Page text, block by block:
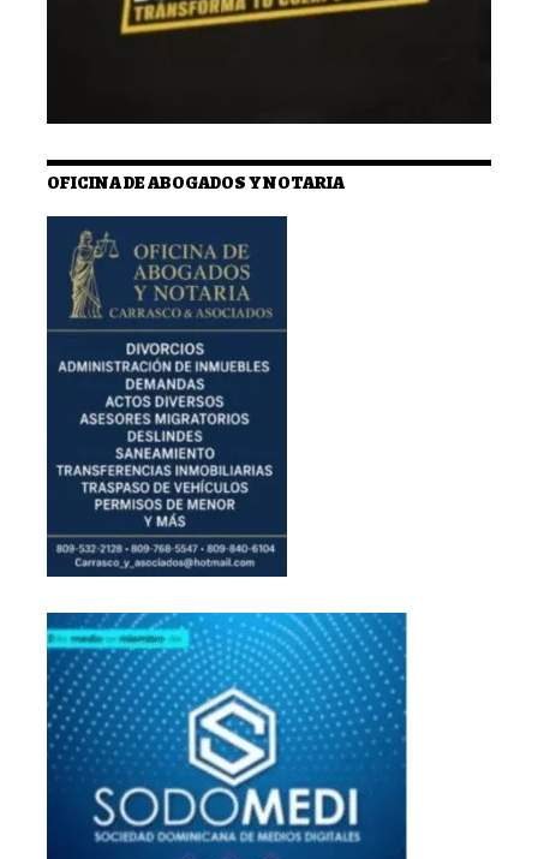
OFICINA DE ABOGADOS Y NOTARIA